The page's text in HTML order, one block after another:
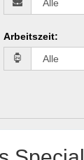
Arbeitszeit: